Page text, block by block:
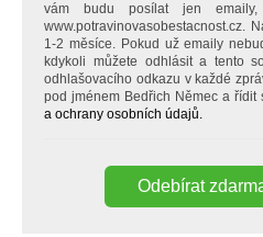
vám budu posílat jen
www.potravinovasobestacnost.cz.
1-2 měsíce. Pokud už emaily
kdykoli můžete odhlásit a tento
odhlašovacího odkazu v každé
pod jménem Bedřich Němec a řídit
a ochrany osobních údajů.
Odebírat